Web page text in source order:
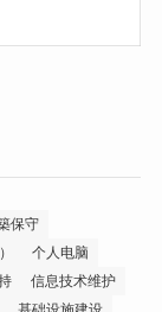
保守
个人电脑
信息技术维护